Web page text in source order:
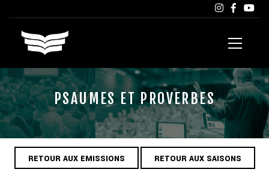
PSAUMES ET PROVERBES
RETOUR AUX EMISSIONS RETOUR AUX SAISONS